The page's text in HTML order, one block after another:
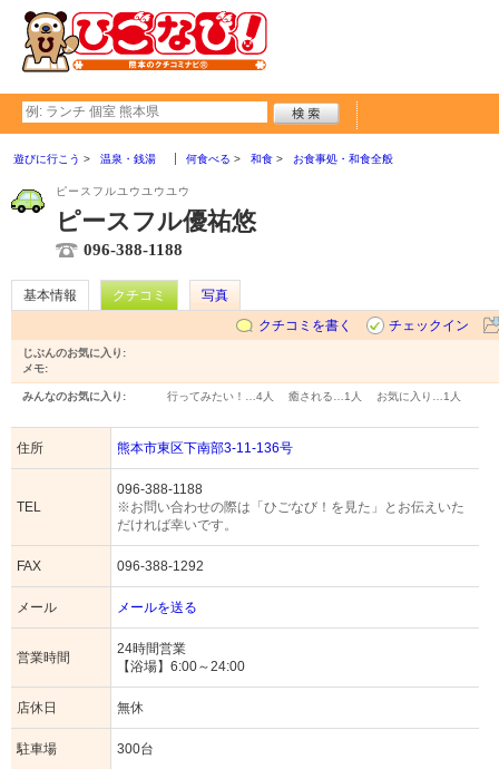
遊びに行こう 温泉・銭湯 何食べる 和食 お食事処・和食全般
ピースフルユウユウユウ
ピースフル優祐悠
096-388-1188
基本情報 クチコミ
写真
クチコミを書く
チェックイン
じぶんのお気に入り:
メモ:
みんなのお気に入り: 行ってみたい！… 4人 癒される… 1人 お気に入り… 1人
住所 熊本市東区下南部3-11-136号
TEL
096-388-1188
※お問い合わせの際は「ひごなび！を見た」とお伝えいた
だければ幸いです。
FAX 096-388-1292
メール メールを送る
営業時間
24時間営業
【浴場】6:00～24:00
店休日 無休
駐車場 300台